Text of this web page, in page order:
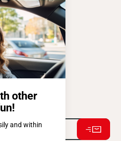
1 BP 505
2 663 14 01
!